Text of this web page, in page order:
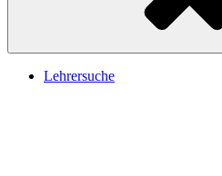
Lehrersuche